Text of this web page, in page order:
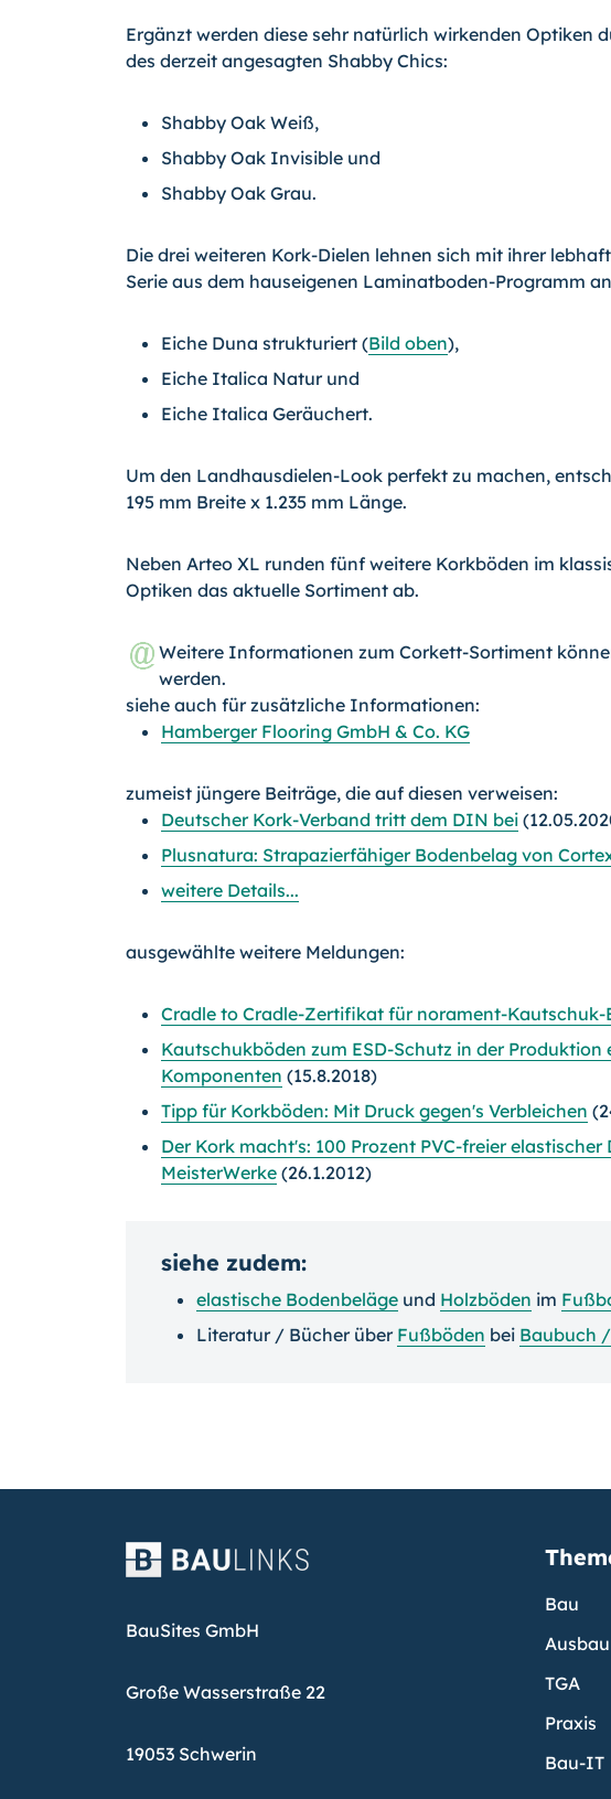
Ergänzt werden diese sehr natürlich wirkenden Optiken
des derzeit angesagten Shabby Chics:
Shabby Oak Weiß,
Shabby Oak Invisible und
Shabby Oak Grau.
Die drei weiteren Kork-Dielen lehnen sich mit ihrer
Serie aus dem hauseigenen Laminatboden-Programm
Eiche Duna strukturiert (Bild oben),
Eiche Italica Natur und
Eiche Italica Geräuchert.
Um den Landhausdielen-Look perfekt zu machen,
195 mm Breite x 1.235 mm Länge.
Neben Arteo XL runden fünf weitere Korkböden im
Optiken das aktuelle Sortiment ab.
Weitere Informationen zum Corkett-Sortiment
werden.
siehe auch für zusätzliche Informationen:
Hamberger Flooring GmbH & Co. KG
zumeist jüngere Beiträge, die auf diesen verweisen:
Deutscher Kork-Verband tritt dem DIN bei
Plusnatura: Strapazierfähiger Bodenbelag von
weitere Details...
ausgewählte weitere Meldungen:
Cradle to Cradle-Zertifikat für norament-Kautschuk-
Kautschukböden zum ESD-Schutz in der Produktion
Komponenten (15.8.2018)
Tipp für Korkböden: Mit Druck gegen's Verbleichen
Der Kork macht's: 100 Prozent PVC-freier elastischer
MeisterWerke (26.1.2012)
siehe zudem:
elastische Bodenbeläge und Holzböden im
Literatur / Bücher über Fußböden bei Baubuch
BauSites GmbH
Große Wasserstraße 22
19053 Schwerin
Bau
Ausbau
TGA
Praxis
Bau-IT